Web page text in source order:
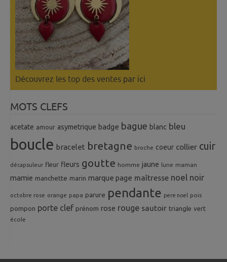
Découvrez les top des ventes par ici
MOTS CLEFS
acetate amour asymetrique badge bague blanc bleu
boucle bracelet bretagne broche coeur collier cuir
décapsuleur fleur fleurs goutte homme jaune lune maman
mamie manchette marin marque page maîtresse noel noir
octobre rose orange papa parure pendante pere noel pois
pompon porte clef prénom rose rouge sautoir triangle vert
école